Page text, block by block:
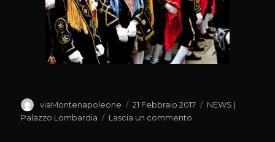
Autore
viaMontenapoleone
Pubblicato
il
21 Febbraio 2017 Categorie
NEWS |
Palazzo Lombardia
Lascia un commento